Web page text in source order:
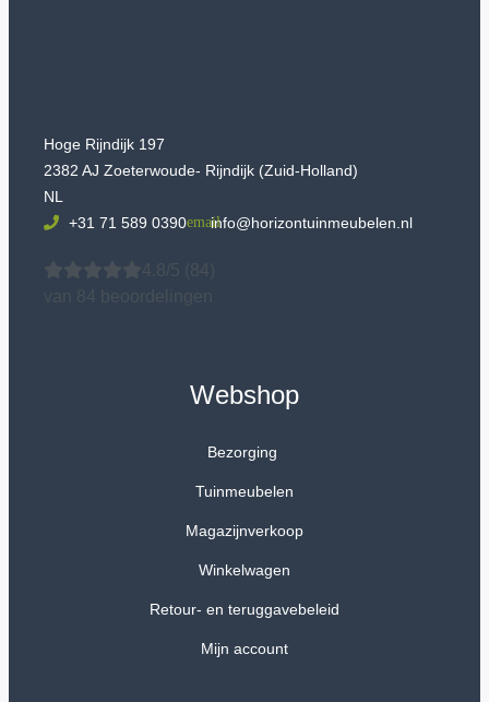
Hoge Rijndijk 197
2382 AJ Zoeterwoude- Rijndijk (Zuid-Holland)
NL
+31 71 589 0390
info@horizontuinmeubelen.nl
4.8/5
(84)
van 84 beoordelingen
Webshop
Bezorging
Tuinmeubelen
Magazijnverkoop
Winkelwagen
Retour- en teruggavebeleid
Mijn account